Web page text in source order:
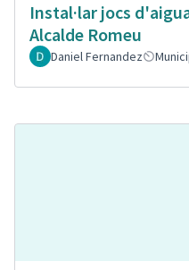
Instal·lar jocs
Alcalde Romeu
Daniel Fernandez